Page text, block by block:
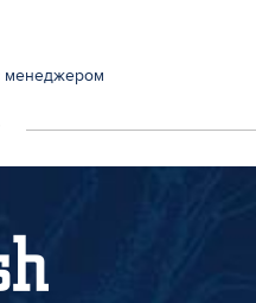
менеджером